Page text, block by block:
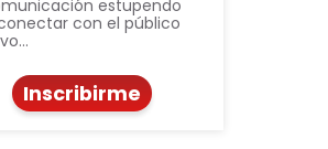
estupendo
con el público
Inscribirme